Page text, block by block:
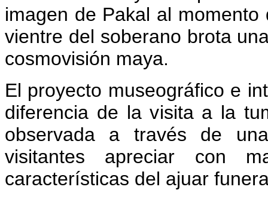
imagen de Pakal al
vientre del soberano brota
cosmovisión maya.
El proyecto museográfico e
diferencia de la visita a la
observada a través de
visitantes apreciar con
características del ajuar